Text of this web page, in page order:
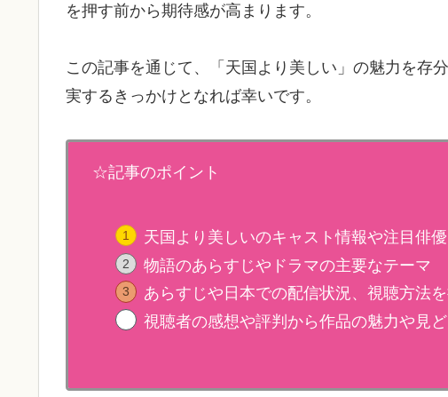
を押す前から期待感が高まります。
この記事を通じて、「天国より美しい」の魅力を存
実するきっかけとなれば幸いです。
☆記事のポイント
天国より美しいのキャスト情報や注目俳
物語のあらすじやドラマの主要なテーマ
あらすじや日本での配信状況、視聴方法
視聴者の感想や評判から作品の魅力や見